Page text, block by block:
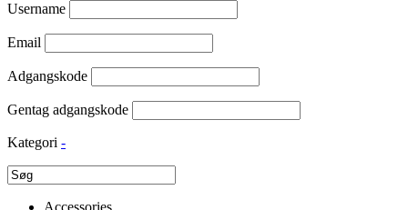
Username
Email
Adgangskode
Gentag adgangskode
Kategori -
Accessories